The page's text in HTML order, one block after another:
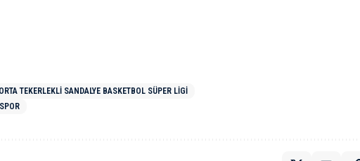
TEKERLEKLI SANDALYE BASKETBOL SÜPER LIGI